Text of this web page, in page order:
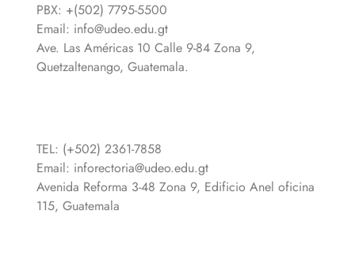
PBX: +(502) 7795-5500
Email: info@udeo.edu.gt
Ave. Las Américas 10 Calle 9-84 Zona 9,
Quetzaltenango, Guatemala.
TEL: (+502) 2361-7858
Email: inforectoria@udeo.edu.gt
Avenida Reforma 3-48 Zona 9, Edificio Anel oficina
115, Guatemala